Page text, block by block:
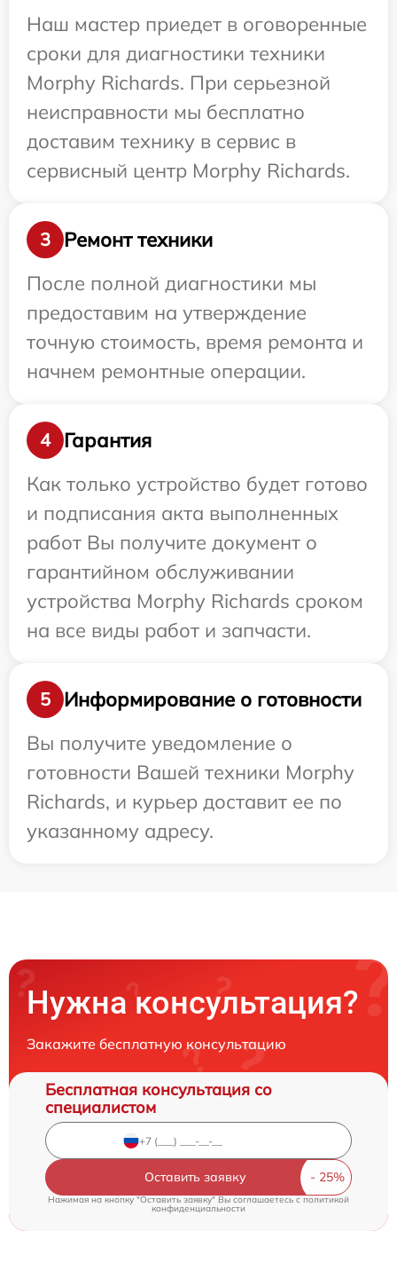
Наш мастер приедет в оговоренные
сроки для диагностики техники
Morphy Richards. При серьезной
неисправности мы бесплатно
доставим технику в сервис в
сервисный центр Morphy Richards.
3
Ремонт техники
После полной диагностики мы
предоставим на утверждение
точную стоимость, время ремонта и
начнем ремонтные операции.
4
Гарантия
Как только устройство будет готово
и подписания акта выполненных
работ Вы получите документ о
гарантийном обслуживании
устройства Morphy Richards сроком
на все виды работ и запчасти.
5
Информирование о готовности
Вы получите уведомление о
готовности Вашей техники Morphy
Richards, и курьер доставит ее по
указанному адресу.
Нужна консультация?
Закажите бесплатную консультацию
Бесплатная консультация со
специалистом
Оставить заявку
Нажимая на кнопку "Оставить заявку" Вы соглашаетесь cполитикой
конфиденциальности